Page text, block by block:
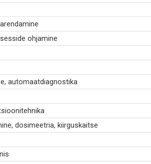
ohjamine
automaatdiagnostika
dosimeetria, kiirguskaitse